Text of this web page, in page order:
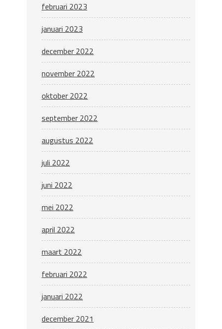
februari 2023
januari 2023
december 2022
november 2022
oktober 2022
september 2022
augustus 2022
juli 2022
juni 2022
mei 2022
april 2022
maart 2022
februari 2022
januari 2022
december 2021